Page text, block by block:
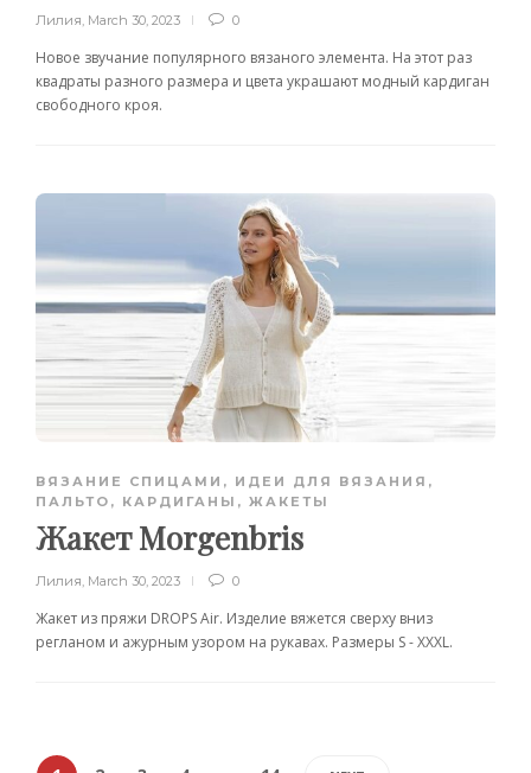
Лилия, March 30, 2023 0
Новое звучание популярного вязаного элемента. На этот раз
квадраты разного размера и цвета украшают модный кардиган
свободного кроя.
ВЯЗАНИЕ СПИЦАМИ , ИДЕИ ДЛЯ ВЯЗАНИЯ ,
ПАЛЬТО, КАРДИГАНЫ, ЖАКЕТЫ
Жакет Morgenbris
Лилия, March 30, 2023 0
Жакет из пряжи DROPS Air. Изделие вяжется сверху вниз
регланом и ажурным узором на рукавах. Размеры S - XXXL.